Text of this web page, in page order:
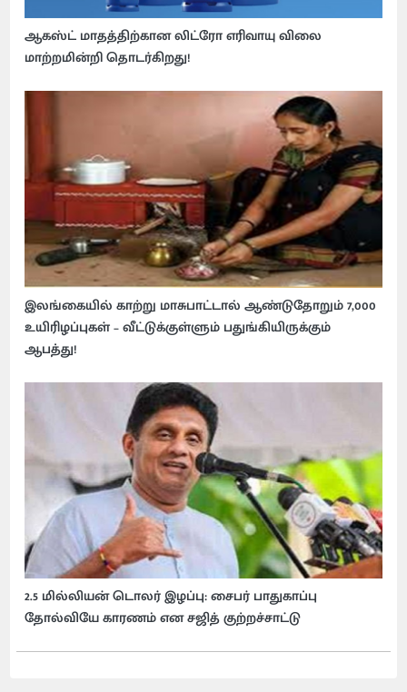
ஆகஸ்ட் மாதத்திற்கான லிட்ரோ எரிவாயு விலை
மாற்றமின்றி தொடர்கிறது!
இலங்கையில் காற்று மாசுபாட்டால் ஆண்டுதோறும் 7,000
உயிரிழப்புகள் – வீட்டுக்குள்ளும் பதுங்கியிருக்கும்
ஆபத்து!
2.5 மில்லியன் டொலர் இழப்பு: சைபர் பாதுகாப்பு
தோல்வியே காரணம் என சஜித் குற்றச்சாட்டு